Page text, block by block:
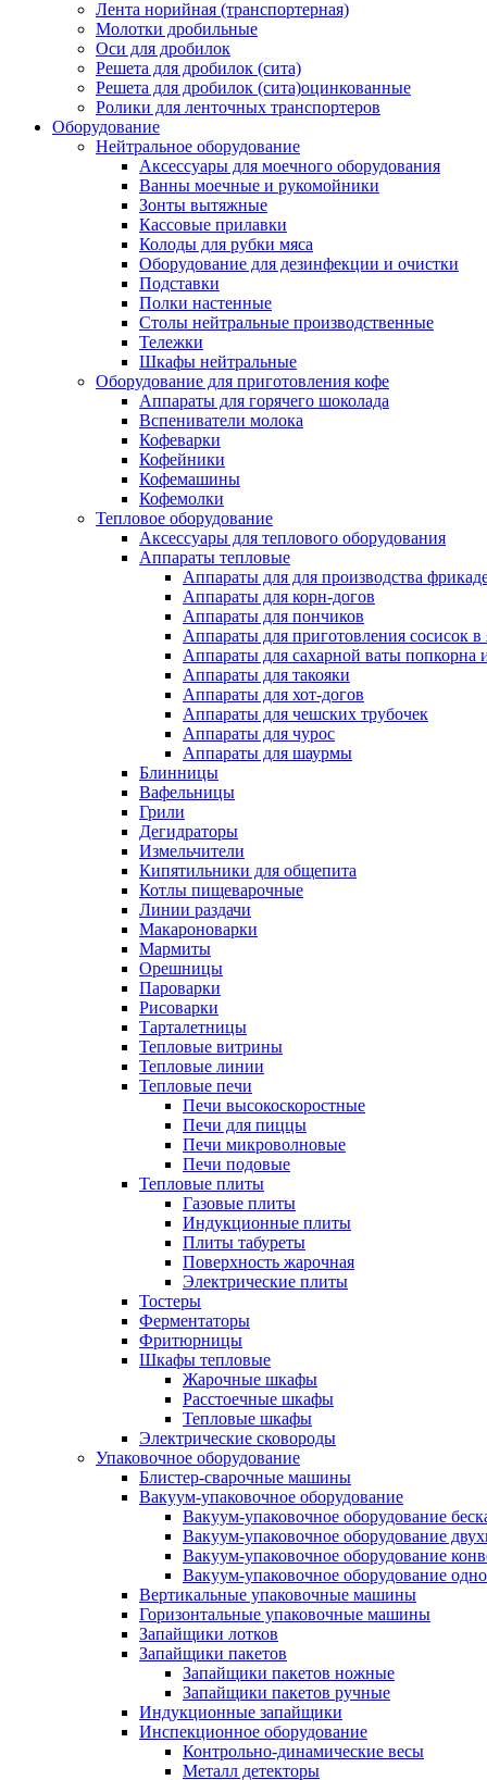
Лента норийная (транспортерная)
Молотки дробильные
Оси для дробилок
Решета для дробилок (сита)
Решета для дробилок (сита)оцинкованные
Ролики для ленточных транспортеров
Оборудование
Нейтральное оборудование
Аксессуары для моечного оборудования
Ванны моечные и рукомойники
Зонты вытяжные
Кассовые прилавки
Колоды для рубки мяса
Оборудование для дезинфекции и очистки
Подставки
Полки настенные
Столы нейтральные производственные
Тележки
Шкафы нейтральные
Оборудование для приготовления кофе
Аппараты для горячего шоколада
Вспениватели молока
Кофеварки
Кофейники
Кофемашины
Кофемолки
Тепловое оборудование
Аксессуары для теплового оборудования
Аппараты тепловые
Аппараты для для производства
Аппараты для корн-догов
Аппараты для пончиков
Аппараты для приготовления сосисок в
Аппараты для сахарной ваты попкорна
Аппараты для такояки
Аппараты для хот-догов
Аппараты для чешских трубочек
Аппараты для чурос
Аппараты для шаурмы
Блинницы
Вафельницы
Грили
Дегидраторы
Измельчители
Кипятильники для общепита
Котлы пищеварочные
Линии раздачи
Макароноварки
Мармиты
Орешницы
Пароварки
Рисоварки
Тарталетницы
Тепловые витрины
Тепловые линии
Тепловые печи
Печи высокоскоростные
Печи для пиццы
Печи микроволновые
Печи подовые
Тепловые плиты
Газовые плиты
Индукционные плиты
Плиты табуреты
Поверхность жарочная
Электрические плиты
Тостеры
Ферментаторы
Фритюрницы
Шкафы тепловые
Жарочные шкафы
Расстоечные шкафы
Тепловые шкафы
Электрические сковороды
Упаковочное оборудование
Блистер-сварочные машины
Вакуум-упаковочное оборудование
Вакуум-упаковочное оборудование
Вакуум-упаковочное оборудование
Вакуум-упаковочное оборудование
Вакуум-упаковочное оборудование
Вертикальные упаковочные машины
Горизонтальные упаковочные машины
Запайщики лотков
Запайщики пакетов
Запайщики пакетов ножные
Запайщики пакетов ручные
Индукционные запайщики
Инспекционное оборудование
Контрольно-динамические весы
Металл детекторы